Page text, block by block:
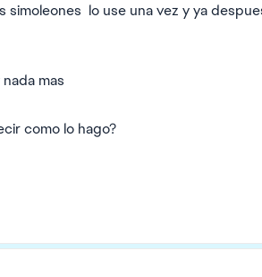
lo use una vez y ya
mas
como lo hago?